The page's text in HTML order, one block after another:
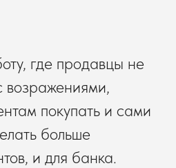
где продавцы не
возражениями,
покупать и сами
больше
и для банка.